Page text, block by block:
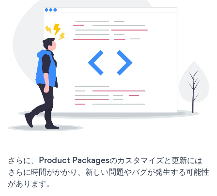
さらに、Product Packagesのカスタマイズと更新には
さらに時間がかかり、新しい問題やバグが発生する可能性
があります。